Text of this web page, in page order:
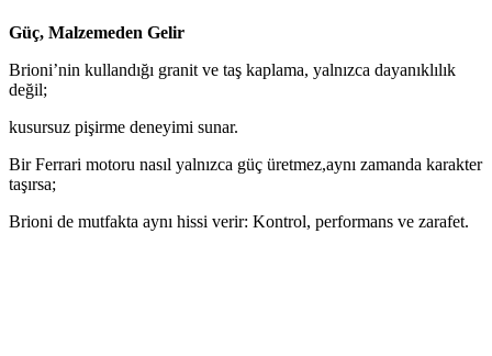
Güç, Malzemeden Gelir
Brioni’nin kullandığı granit ve taş kaplama, yalnızca dayanıklılık
değil;
kusursuz pişirme deneyimi sunar.
Bir Ferrari motoru nasıl yalnızca güç üretmez,aynı zamanda karakter
taşırsa;
Brioni de mutfakta aynı hissi verir: Kontrol, performans ve zarafet.